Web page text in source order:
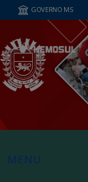
GOVERNO MS
MENU